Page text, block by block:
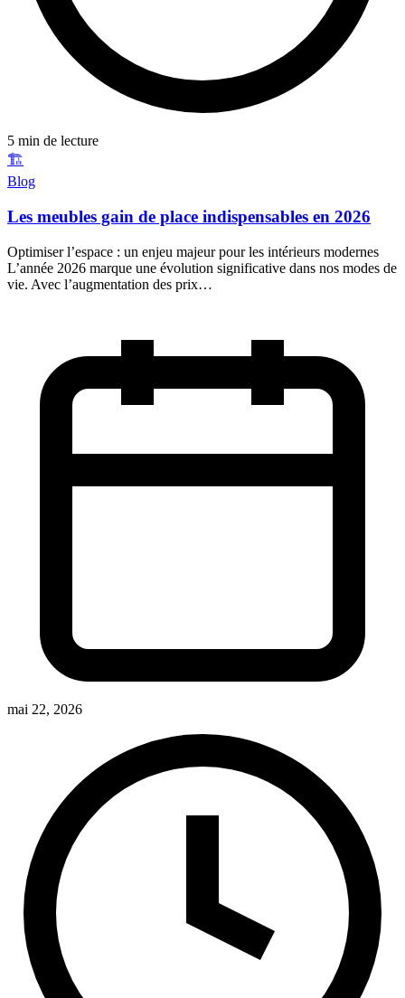
5 min de lecture
🏗️
Blog
Les meubles gain de place indispensables en 2026
Optimiser l’espace : un enjeu majeur pour les intérieurs modernes
L’année 2026 marque une évolution significative dans nos modes de
vie. Avec l’augmentation des prix…
mai 22, 2026